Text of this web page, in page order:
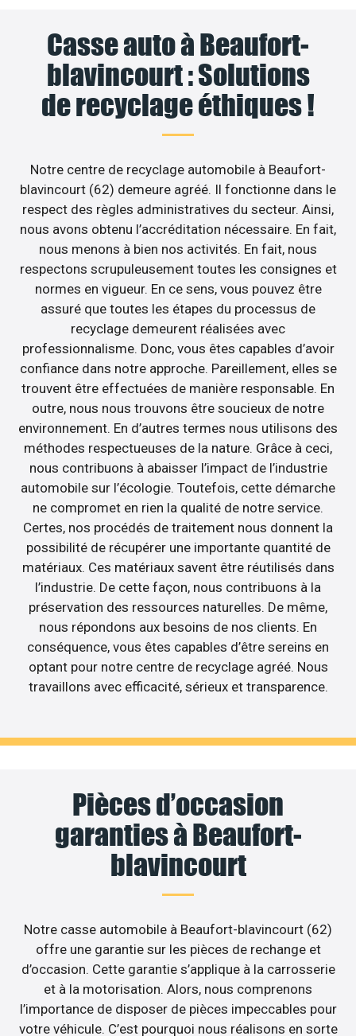
Casse auto à Beaufort-
blavincourt : Solutions
de recyclage éthiques !
Notre centre de recyclage automobile à Beaufort-
blavincourt (62) demeure agréé. Il fonctionne dans le
respect des règles administratives du secteur. Ainsi,
nous avons obtenu l’accréditation nécessaire. En fait,
nous menons à bien nos activités. En fait, nous
respectons scrupuleusement toutes les consignes et
normes en vigueur. En ce sens, vous pouvez être
assuré que toutes les étapes du processus de
recyclage demeurent réalisées avec
professionnalisme. Donc, vous êtes capables d’avoir
confiance dans notre approche. Pareillement, elles se
trouvent être effectuées de manière responsable. En
outre, nous nous trouvons être soucieux de notre
environnement. En d’autres termes nous utilisons des
méthodes respectueuses de la nature. Grâce à ceci,
nous contribuons à abaisser l’impact de l’industrie
automobile sur l’écologie. Toutefois, cette démarche
ne compromet en rien la qualité de notre service.
Certes, nos procédés de traitement nous donnent la
possibilité de récupérer une importante quantité de
matériaux. Ces matériaux savent être réutilisés dans
l’industrie. De cette façon, nous contribuons à la
préservation des ressources naturelles. De même,
nous répondons aux besoins de nos clients. En
conséquence, vous êtes capables d’être sereins en
optant pour notre centre de recyclage agréé. Nous
travaillons avec efficacité, sérieux et transparence.
Pièces d’occasion
garanties à Beaufort-
blavincourt
Notre casse automobile à Beaufort-blavincourt (62)
offre une garantie sur les pièces de rechange et
d’occasion. Cette garantie s’applique à la carrosserie
et à la motorisation. Alors, nous comprenons
l’importance de disposer de pièces impeccables pour
votre véhicule. C’est pourquoi nous réalisons en sorte